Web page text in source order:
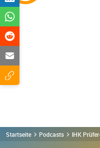
Startseite Podcasts IHK